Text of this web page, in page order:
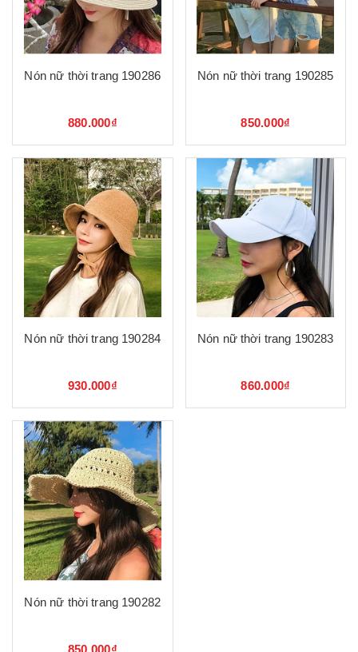
Nón nữ thời trang 190286
880.000₫
Nón nữ thời trang 190285
850.000₫
Nón nữ thời trang 190284
930.000₫
Nón nữ thời trang 190283
860.000₫
Nón nữ thời trang 190282
850.000₫